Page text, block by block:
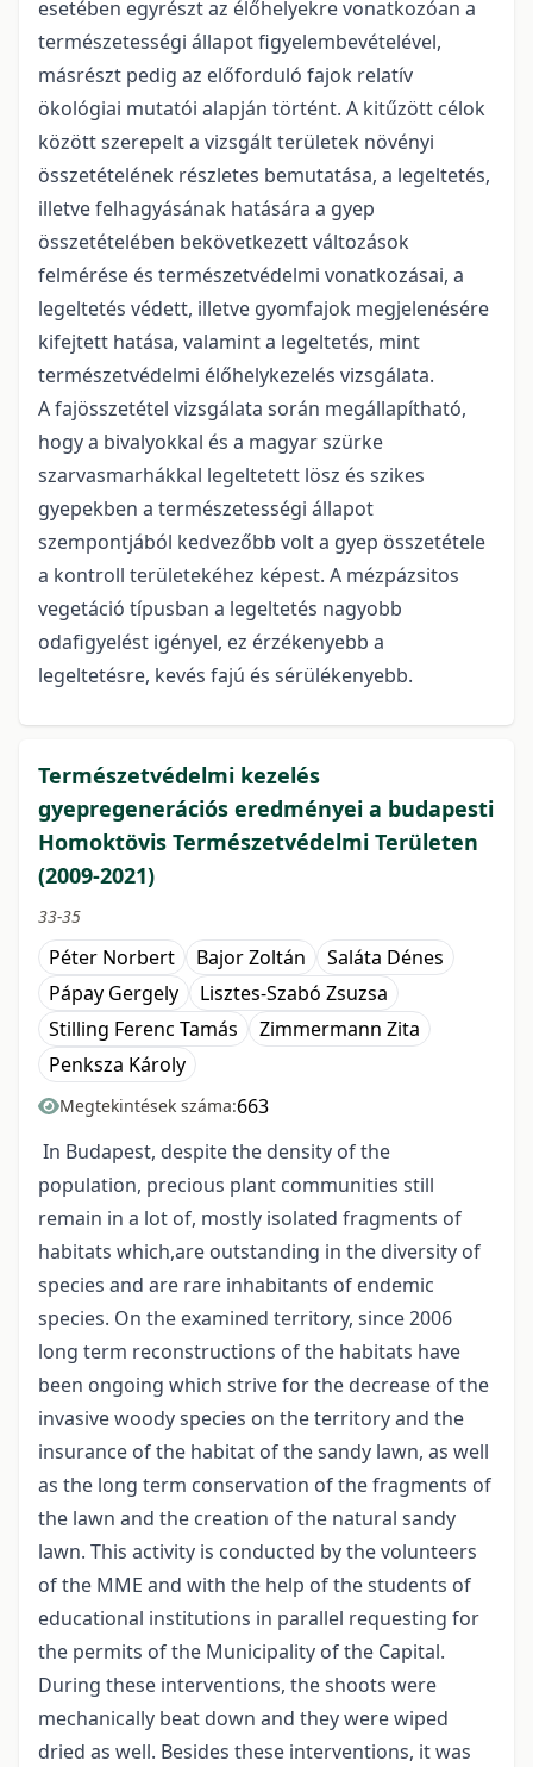
esetében egyrészt az élőhelyekre vonatkozóan a
természetességi állapot figyelembevételével,
másrészt pedig az előforduló fajok relatív
ökológiai mutatói alapján történt. A kitűzött célok
között szerepelt a vizsgált területek növényi
összetételének részletes bemutatása, a legeltetés,
illetve felhagyásának hatására a gyep
összetételében bekövetkezett változások
felmérése és természetvédelmi vonatkozásai, a
legeltetés védett, illetve gyomfajok megjelenésére
kifejtett hatása, valamint a legeltetés, mint
természetvédelmi élőhelykezelés vizsgálata.
A fajösszetétel vizsgálata során megállapítható,
hogy a bivalyokkal és a magyar szürke
szarvasmarhákkal legeltetett lösz és szikes
gyepekben a természetességi állapot
szempontjából kedvezőbb volt a gyep összetétele
a kontroll területekéhez képest. A mézpázsitos
vegetáció típusban a legeltetés nagyobb
odafigyelést igényel, ez érzékenyebb a
legeltetésre, kevés fajú és sérülékenyebb.
Természetvédelmi kezelés
gyepregenerációs eredményei a budapesti
Homoktövis Természetvédelmi Területen
(2009-2021)
33-35
Péter Norbert Bajor Zoltán
Saláta Dénes
Pápay Gergely
Lisztes-Szabó Zsuzsa
Stilling Ferenc Tamás
Zimmermann Zita
Penksza Károly
Megtekintések száma:663
In Budapest, despite the density of the
population, precious plant communities still
remain in a lot of, mostly isolated fragments of
habitats which,are outstanding in the diversity of
species and are rare inhabitants of endemic
species. On the examined territory, since 2006
long term reconstructions of the habitats have
been ongoing which strive for the decrease of the
invasive woody species on the territory and the
insurance of the habitat of the sandy lawn, as well
as the long term conservation of the fragments of
the lawn and the creation of the natural sandy
lawn. This activity is conducted by the volunteers
of the MME and with the help of the students of
educational institutions in parallel requesting for
the permits of the Municipality of the Capital.
During these interventions, the shoots were
mechanically beat down and they were wiped
dried as well. Besides these interventions, it was